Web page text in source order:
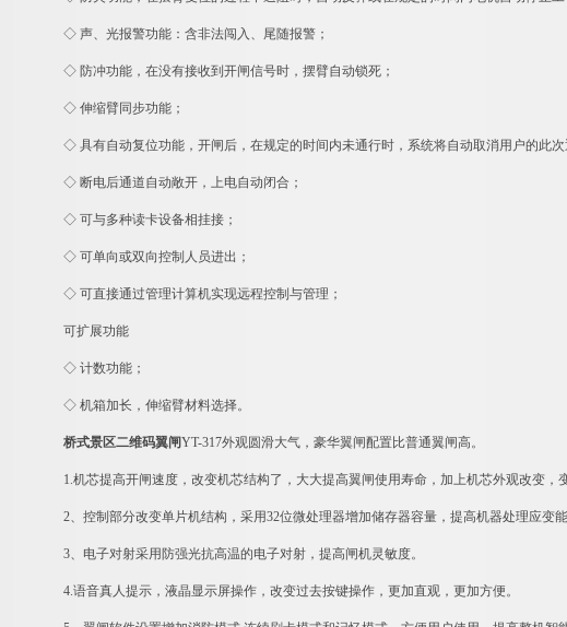
◇ 声、光报警功能：含非法闯入、尾随报警；
◇ 防冲功能，在没有接收到开闸信号时，摆臂自动锁死；
◇ 伸缩臂同步功能；
◇ 具有自动复位功能，开闸后，在规定的时间内未通行时，系统将自动取消用户的此
◇ 断电后通道自动敞开，上电自动闭合；
◇ 可与多种读卡设备相挂接；
◇ 可单向或双向控制人员进出；
◇ 可直接通过管理计算机实现远程控制与管理；
可扩展功能
◇ 计数功能；
◇ 机箱加长，伸缩臂材料选择。
桥式景区二维码翼闸YT-317外观圆滑大气，豪华翼闸配置比普通翼闸高。
1.机芯提高开闸速度，改变机芯结构了，大大提高翼闸使用寿命，加上机芯外观改变，
2、控制部分改变单片机结构，采用32位微处理器增加储存器容量，提高机器处理应变能
3、电子对射采用防强光抗高温的电子对射，提高闸机灵敏度。
4.语音真人提示，液晶显示屏操作，改变过去按键操作，更加直观，更加方便。